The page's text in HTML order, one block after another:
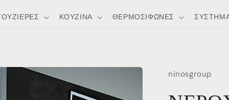
ΚΟΥΖΙΝΑ ΘΕΡΜΟΣΙΦΩΝΕΣ
ninosgroup